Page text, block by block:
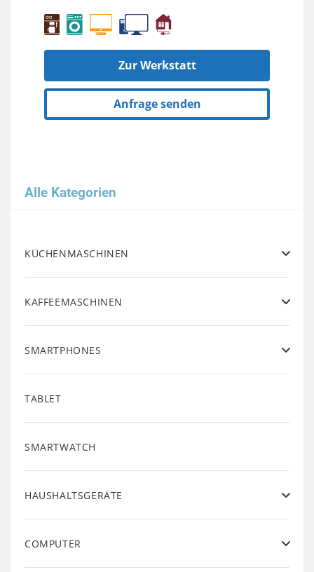
Zur Werkstatt
Anfrage senden
Alle Kategorien
KÜCHENMASCHINEN
KAFFEEMASCHINEN
SMARTPHONES
TABLET
SMARTWATCH
HAUSHALTSGERÄTE
COMPUTER